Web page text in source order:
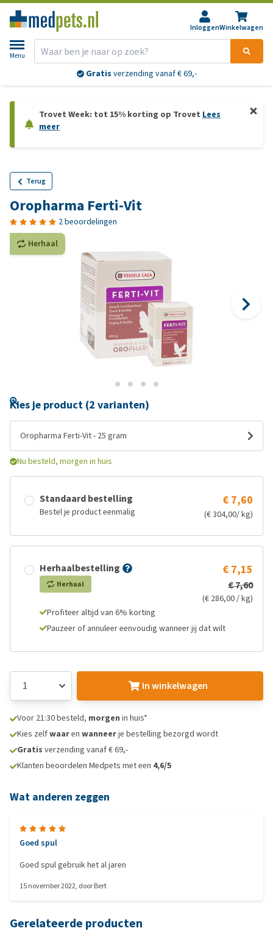
InloggenWinkelwagen
Menu
Gratis verzending vanaf € 69,-
Trovet Week: tot 15% korting op Trovet Lees
meer
Terug
Oropharma Ferti-Vit
2 beoordelingen
Herhaal
Kies je product (2 varianten)
Oropharma Ferti-Vit - 25 gram
Nu besteld, morgen in huis
Standaard bestelling
Bestel je product eenmalig
€ 7,60
(€ 304,00/ kg)
Herhaalbestelling
Herhaal
€ 7,15
€ 7,60
(€ 286,00 / kg)
Profiteer altijd van 6% korting
Pauzeer of annuleer eenvoudig wanneer jij dat wilt
In winkelwagen
Voor 21:30 besteld, morgen in huis*
Kies zelfwaaren wanneerje bestelling bezorgd wordt
Gratis verzending vanaf € 69,-
Klanten beoordelen Medpets met een 4,6/5
Wat anderen zeggen
Goed spul
Goed spul gebruik het al jaren
15 november 2022, doorBert
Gerelateerde producten